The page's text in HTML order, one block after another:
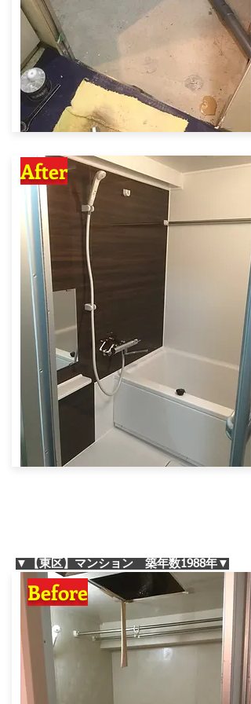
After
▼【東区】マンション 築年数1988年▼
Before